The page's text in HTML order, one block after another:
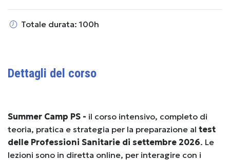
Totale durata: 100h
Dettagli del corso
Summer Camp PS - il corso intensivo, completo di
teoria, pratica e strategia per la preparazione al test
delle Professioni Sanitarie di settembre 2026. Le
lezioni sono in diretta online, per interagire con i